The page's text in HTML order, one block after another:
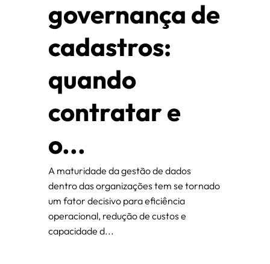
governança de
cadastros:
quando
contratar e
o...
A maturidade da gestão de dados
dentro das organizações tem se tornado
um fator decisivo para eficiência
operacional, redução de custos e
capacidade d...